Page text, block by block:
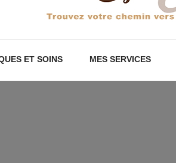
ET SOINS MES SERVICES